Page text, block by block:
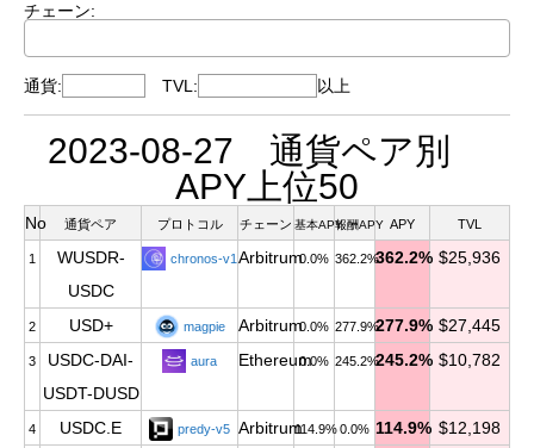
チェーン:
通貨: TVL: 以上
2023-08-27 通貨ペア別
APY上位50
No 通貨ペア プロトコル チェーン 基本APY報酬APY APY TVL
1
WUSDR-
USDC
chronos-v1 Arbitrum0.0% 362.2%362.2% $25,936
2 USD+ magpie Arbitrum0.0% 277.9%277.9% $27,445
3
USDC-DAI-
USDT-DUSD
aura Ethereum0.0% 245.2%245.2% $10,782
4 USDC.E predy-v5 Arbitrum114.9%0.0% 114.9% $12,198